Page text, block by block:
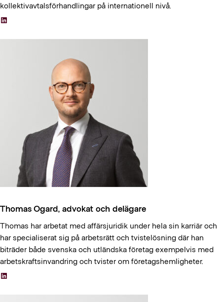
kollektivavtalsförhandlingar på internationell nivå.
LinkedIn
Thomas Ogard, advokat och delägare
Thomas har arbetat med affärsjuridik under hela sin karriär och
har specialiserat sig på arbetsrätt och tvistelösning där han
biträder både svenska och utländska företag exempelvis med
arbetskraftsinvandring och tvister om företagshemligheter.
LinkedIn